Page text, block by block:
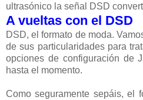
ultrasónico la señal DSD
A vueltas con el DSD
DSD, el formato de moda.
de sus particularidades para
opciones de configuración de
hasta el momento.
Como seguramente sepáis, el